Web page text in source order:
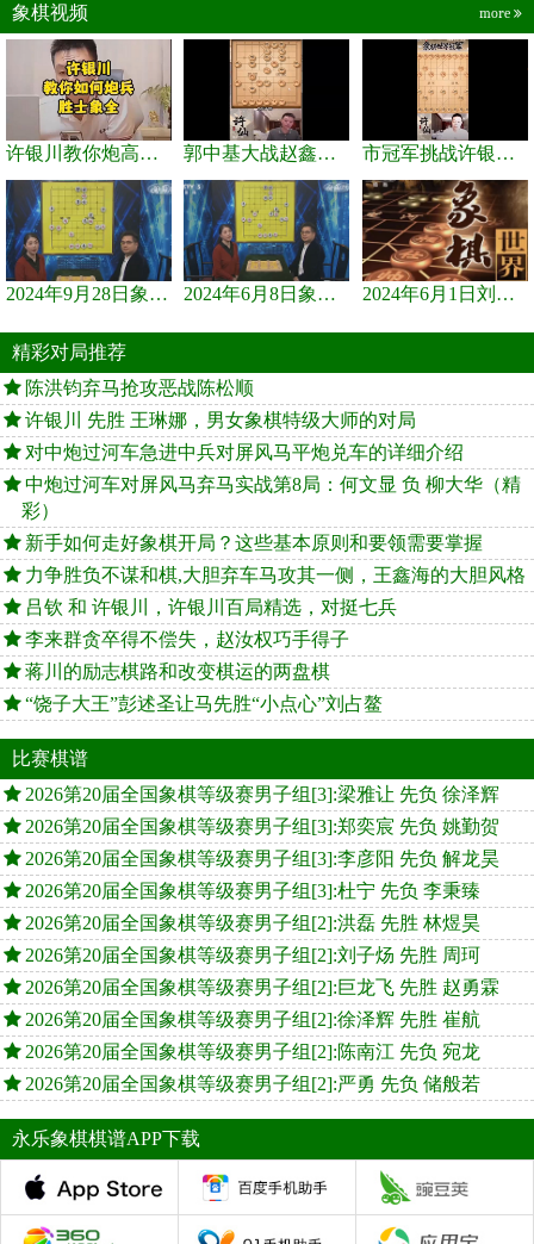
象棋视频 more
许银川教你炮高兵士象全如何赢士象全，简单四步即可 郭中基大战赵鑫鑫，许银川激情讲解 市冠军挑战许银川，急进中兵变化真激烈！
2024年9月28日象棋世界栏目，刘君、蒋川讲解了第九届杨官璘杯象棋... 2024年6月8日象棋世界，刘君、蒋川讲解了第九届杨官璘杯全国象棋... 2024年6月1日刘君、蒋川讲解第三届上海杯象棋大师赛谢靖与李少庚...
精彩对局推荐
陈洪钧弃马抢攻恶战陈松顺
许银川 先胜 王琳娜，男女象棋特级大师的对局
对中炮过河车急进中兵对屏风马平炮兑车的详细介绍
中炮过河车对屏风马弃马实战第8局：何文显 负 柳大华（精
彩）
新手如何走好象棋开局？这些基本原则和要领需要掌握
力争胜负不谋和棋,大胆弃车马攻其一侧，王鑫海的大胆风格
吕钦 和 许银川，许银川百局精选，对挺七兵
李来群贪卒得不偿失，赵汝权巧手得子
蒋川的励志棋路和改变棋运的两盘棋
“饶子大王”彭述圣让马先胜“小点心”刘占鳌
比赛棋谱
2026第20届全国象棋等级赛男子组[3]:梁雅让 先负 徐泽辉
2026第20届全国象棋等级赛男子组[3]:郑奕宸 先负 姚勤贺
2026第20届全国象棋等级赛男子组[3]:李彦阳 先负 解龙昊
2026第20届全国象棋等级赛男子组[3]:杜宁 先负 李秉臻
2026第20届全国象棋等级赛男子组[2]:洪磊 先胜 林煜昊
2026第20届全国象棋等级赛男子组[2]:刘子炀 先胜 周珂
2026第20届全国象棋等级赛男子组[2]:巨龙飞 先胜 赵勇霖
2026第20届全国象棋等级赛男子组[2]:徐泽辉 先胜 崔航
2026第20届全国象棋等级赛男子组[2]:陈南江 先负 宛龙
2026第20届全国象棋等级赛男子组[2]:严勇 先负 储般若
永乐象棋棋谱APP下载